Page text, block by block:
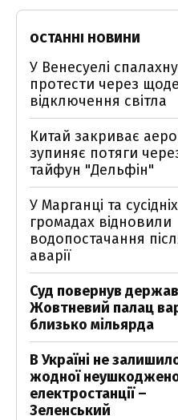
ОСТАННІ НОВИНИ
У Венесуелі
протести через
відключення світла
Китай закриває
зупиняє потяги
тайфун "Дельфін"
У Марганці та сусідніх
громадах відновили
водопостачання
аварії
Суд повернув
Жовтневий палац
близько мільярда
В Україні не
жодної
електростанції –
Зеленський